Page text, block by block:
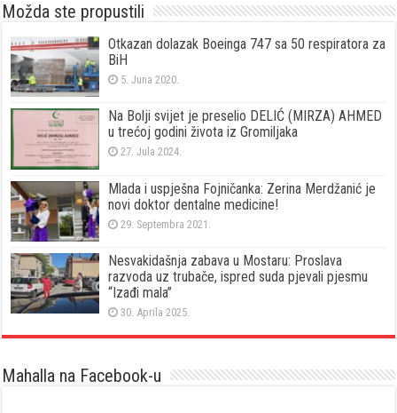
Možda ste propustili
Otkazan dolazak Boeinga 747 sa 50 respiratora za
BiH
5. Juna 2020.
Na Bolji svijet je preselio DELIĆ (MIRZA) AHMED
u trećoj godini života iz Gromiljaka
27. Jula 2024.
Mlada i uspješna Fojničanka: Zerina Merdžanić je
novi doktor dentalne medicine!
29. Septembra 2021.
Nesvakidašnja zabava u Mostaru: Proslava
razvoda uz trubače, ispred suda pjevali pjesmu
“Izađi mala”
30. Aprila 2025.
Mahalla na Facebook-u